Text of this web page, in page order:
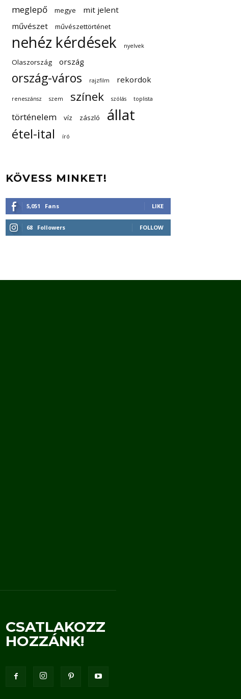
meglepő megye
mit jelent
művészet
művészettörténet
nehéz kérdések nyelvek
Olaszország ország
ország-város rajzfilm rekordok
reneszánsz szem színek szólás toplista
történelem víz zászló állat
étel-ital író
KÖVESS MINKET!
5,051 Fans LIKE
68 Followers FOLLOW
CSATLAKOZZ
HOZZÁNK!